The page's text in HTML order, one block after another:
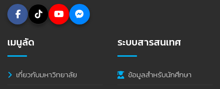
เมนูลัด
เกี่ยวกับมหาวิทยาลัย
ระบบสารสนเทศ
ข้อมูลสำหรับนักศึกษา